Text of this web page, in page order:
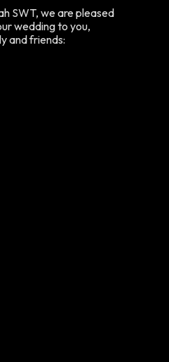
SWT, we are pleased
wedding to you,
and friends: